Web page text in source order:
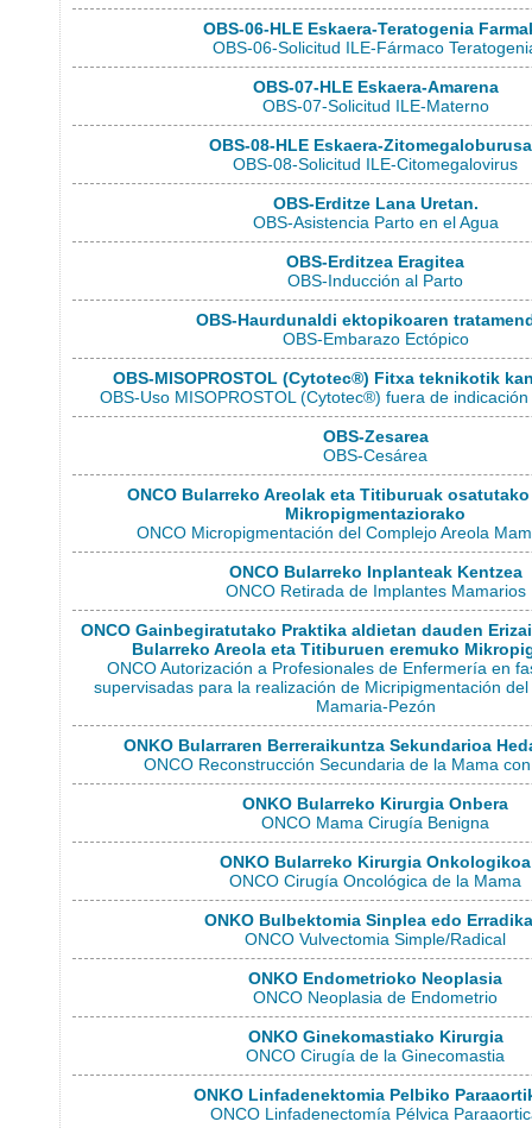
OBS-06-HLE Eskaera-Teratogenia
OBS-06-Solicitud ILE-Fármaco
OBS-07-HLE Eskaera-Amarena
OBS-07-Solicitud ILE-Materno
OBS-08-HLE Eskaera-
OBS-08-Solicitud ILE-Citomegalovirus
OBS-Erditze Lana Uretan.
OBS-Asistencia Parto en el Agua
OBS-Erditzea Eragitea
OBS-Inducción al Parto
OBS-Haurdunaldi ektopikoaren
OBS-Embarazo Ectópico
OBS-MISOPROSTOL (Cytotec®) Fitxa teknikotik
OBS-Uso MISOPROSTOL (Cytotec®) fuera de
OBS-Zesarea
OBS-Cesárea
ONCO Bularreko Areolak eta Titiburuak
Mikropigmentaziorako
ONCO Micropigmentación del Complejo Areola
ONCO Bularreko Inplanteak Kentzea
ONCO Retirada de Implantes Mamarios
ONCO Gainbegiratutako Praktika aldietan dauden
Bularreko Areola eta Titiburuen eremuko
ONCO Autorización a Profesionales de Enfermería en
supervisadas para la realización de Micripigmentación
Mamaria-Pezón
ONKO Bularraren Berreraikuntza Sekundarioa
ONCO Reconstrucción Secundaria de la Mama
ONKO Bularreko Kirurgia Onbera
ONCO Mama Cirugía Benigna
ONKO Bularreko Kirurgia Onkologikoa
ONCO Cirugía Oncológica de la Mama
ONKO Bulbektomia Sinplea edo
ONCO Vulvectomia Simple/Radical
ONKO Endometrioko Neoplasia
ONCO Neoplasia de Endometrio
ONKO Ginekomastiako Kirurgia
ONCO Cirugía de la Ginecomastia
ONKO Linfadenektomia Pelbiko
ONCO Linfadenectomía Pélvica